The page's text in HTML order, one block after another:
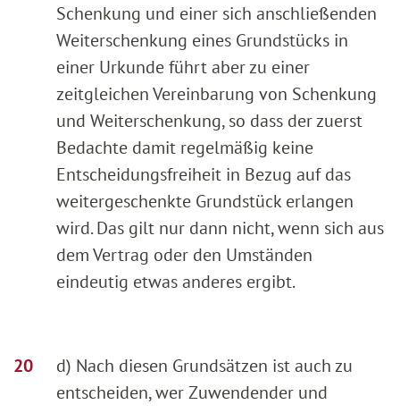
Schenkung und einer sich anschließenden
Weiterschenkung eines Grundstücks in
einer Urkunde führt aber zu einer
zeitgleichen Vereinbarung von Schenkung
und Weiterschenkung, so dass der zuerst
Bedachte damit regelmäßig keine
Entscheidungsfreiheit in Bezug auf das
weitergeschenkte Grundstück erlangen
wird. Das gilt nur dann nicht, wenn sich aus
dem Vertrag oder den Umständen
eindeutig etwas anderes ergibt.
d) Nach diesen Grundsätzen ist auch zu
entscheiden, wer Zuwendender und